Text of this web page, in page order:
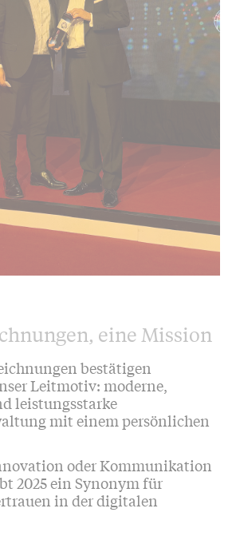
eine Mission
bestätigen
Leitmotiv: moderne,
leistungsstarke
mit einem persönlichen
oder Kommunikation
2025 ein Synonym für
in der digitalen